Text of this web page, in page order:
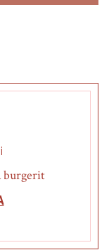
burgerit